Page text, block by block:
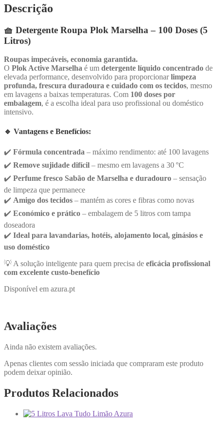
Descrição
🧺 Detergente Roupa Plok Marselha – 100 Doses (5
Litros)
Roupas impecáveis, economia garantida.
O Plok Active Marselha é um detergente líquido concentrado de
elevada performance, desenvolvido para proporcionarlimpeza
profunda, frescura duradoura e cuidado com os tecidos, mesmo
em lavagens a baixas temperaturas. Com 100 doses por
embalagem, é a escolha ideal para uso profissional ou doméstico
intensivo.
🔹 Vantagens e Benefícios:
✔️ Fórmula concentrada – máximo rendimento: até 100 lavagens
✔️ Remove sujidade difícil – mesmo em lavagens a 30 °C
✔️ Perfume fresco Sabão de Marselha e duradouro – sensação
de limpeza que permanece
✔️ Amigo dos tecidos – mantém as cores e fibras como novas
✔️ Económico e prático – embalagem de 5 litros com tampa
doseadora
✔️ Ideal para lavandarias, hotéis, alojamento local, ginásios e
uso doméstico
💡 A solução inteligente para quem precisa de eficácia profissional
com excelente custo-benefício
Disponível em azura.pt
Avaliações
Ainda não existem avaliações.
Apenas clientes com sessão iniciada que compraram este produto
podem deixar opinião.
Produtos Relacionados